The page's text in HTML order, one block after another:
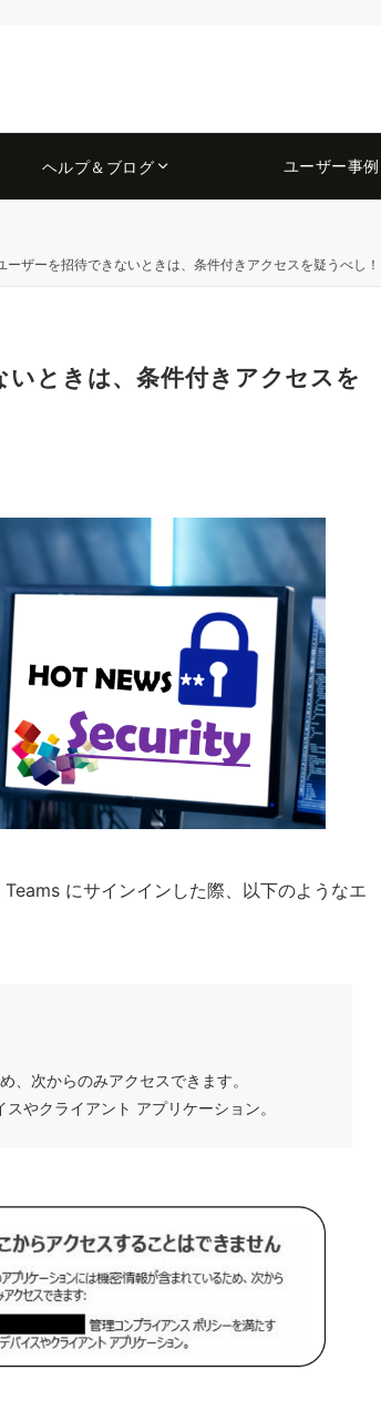
ヘルプ＆ブログ ユーザー事例
ーザーを招待できないときは、条件付きアクセスを疑うべし！
ときは、条件付きアクセスを
にサインインした際、以下のようなエ
、次からのみアクセスできます。
やクライアント アプリケーション。